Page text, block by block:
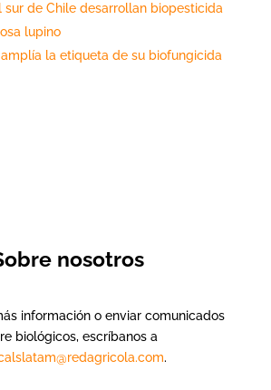
sur de Chile desarrollan biopesticida
lupino
la etiqueta de su biofungicida
nosotros
información o enviar comunicados
biológicos, escríbanos a
.